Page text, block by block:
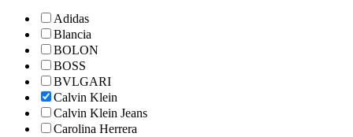
Adidas
Blancia
BOLON
BOSS
BVLGARI
Calvin Klein
Calvin Klein Jeans
Carolina Herrera